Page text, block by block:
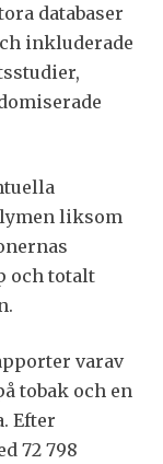
databaser
inkluderade
liksom
och totalt
varav
tobak och en
Efter
72 798